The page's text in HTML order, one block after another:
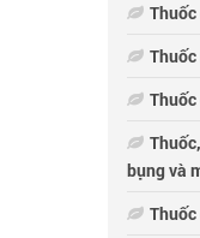
bụng và